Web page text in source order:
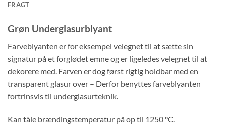
FRAGT
Grøn Underglasurblyant
Farveblyanten er for eksempel velegnet til at sætte sin
signatur på et forglødet emne og er ligeledes velegnet til at
dekorere med. Farven er dog først rigtig holdbar med en
transparent glasur over – Derfor benyttes farveblyanten
fortrinsvis til underglasurteknik.
Kan tåle brændingstemperatur på op til 1250 °C.